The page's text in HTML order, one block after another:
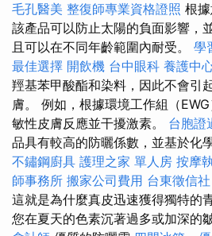
毛孔醫美 整復師專業資格證照 根
該產品可以防止太陽的負面影響，
且可以在不同年齡範圍內耐受。 學
最佳選擇 開飲機 台中眼科 養護中
羥基苯甲酸酯和染料，因此不會引
膚。 例如，根據環境工作組（
敏性皮膚反應並干擾激素。 台胞證
品具有較高的防曬係數，並基於化
不鏽鋼廚具 護理之家 單人房 按摩
師事務所 搬家公司費用 台東徵信社
這就是為什麼真皮迅速獲得獨特的
您在夏天的色素沉著過多或加深的